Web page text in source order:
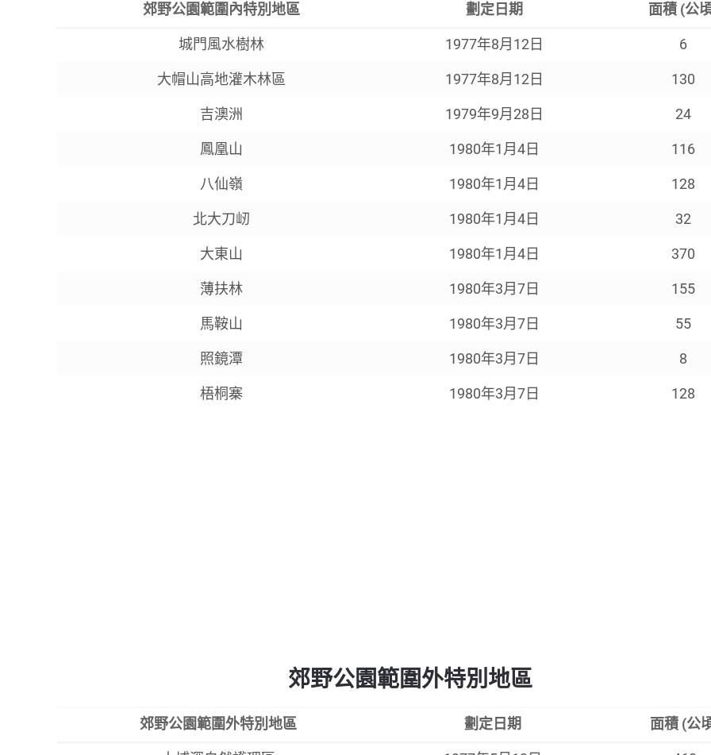
郊野公園範圍內特別地區 劃定日期 面積 (公
城門風水樹林 1977年8月12日 6
大帽山高地灌木林區 1977年8月12日 130
吉澳洲 1979年9月28日 24
鳳凰山 1980年1月4日 116
八仙嶺 1980年1月4日 128
北大刀屻 1980年1月4日 32
大東山 1980年1月4日 370
薄扶林 1980年3月7日 155
馬鞍山 1980年3月7日 55
照鏡潭 1980年3月7日 8
梧桐寨 1980年3月7日 128
郊野公園範圍外特別地區
郊野公園範圍外特別地區 劃定日期 面積 (公